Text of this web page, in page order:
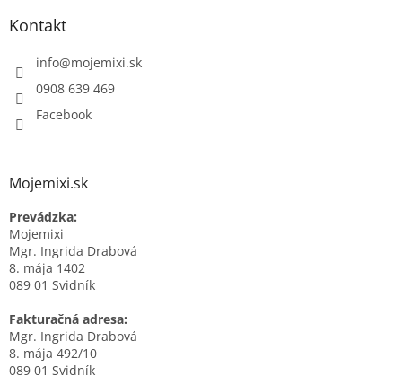
Kontakt
info@mojemixi.sk
0908 639 469
Facebook
Mojemixi.sk
Prevádzka:
Mojemixi
Mgr. Ingrida Drabová
8. mája 1402
089 01 Svidník
Fakturačná adresa:
Mgr. Ingrida Drabová
8. mája 492/10
089 01 Svidník